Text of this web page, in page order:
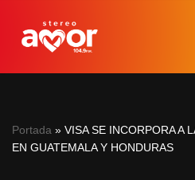
Saltar
Portada » VISA SE INCORPORA A
EN GUATEMALA Y HONDURAS